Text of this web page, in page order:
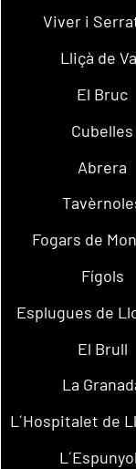
Viver i
Lliçà de
El Bruc
Cubelles
Abrera
Fogars de
Fígols
Esplugues de
El Brull
La
L´Hospitalet de